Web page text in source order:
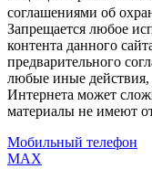
соглашениями об
Запрещается любое
контента данного
предварительного
любые иные действия,
Интернета может
материалы не имеют
Мобильный телефон
MAX